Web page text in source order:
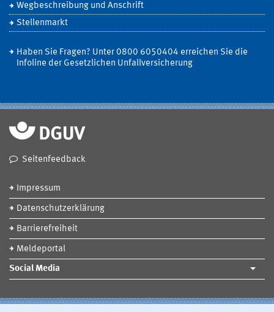
Wegbeschreibung und Anschrift
Stellenmarkt
Haben Sie Fragen? Unter 0800 6050404 erreichen Sie die
Infoline der Gesetzlichen Unfallversicherung
Seitenfeedback
Impressum
Datenschutzerklärung
Barrierefreiheit
Meldeportal
Social Media